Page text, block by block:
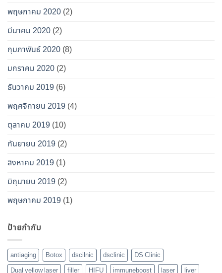
พฤษภาคม 2020 (2)
มีนาคม 2020 (2)
กุมภาพันธ์ 2020 (8)
มกราคม 2020 (2)
ธันวาคม 2019 (6)
พฤศจิกายน 2019 (4)
ตุลาคม 2019 (10)
กันยายน 2019 (2)
สิงหาคม 2019 (1)
มิถุนายน 2019 (2)
พฤษภาคม 2019 (1)
ป้ายกำกับ
antiaging Botox dscilnic dsclinic
DS Clinic
Dual yellow laser
filler HIFU immuneboost laser
liver